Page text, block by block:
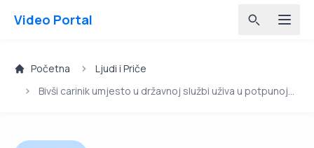
Video Portal
Početna
Ljudi i Priče
Bivši carinik umjesto u državnoj službi uživa u potpunoj